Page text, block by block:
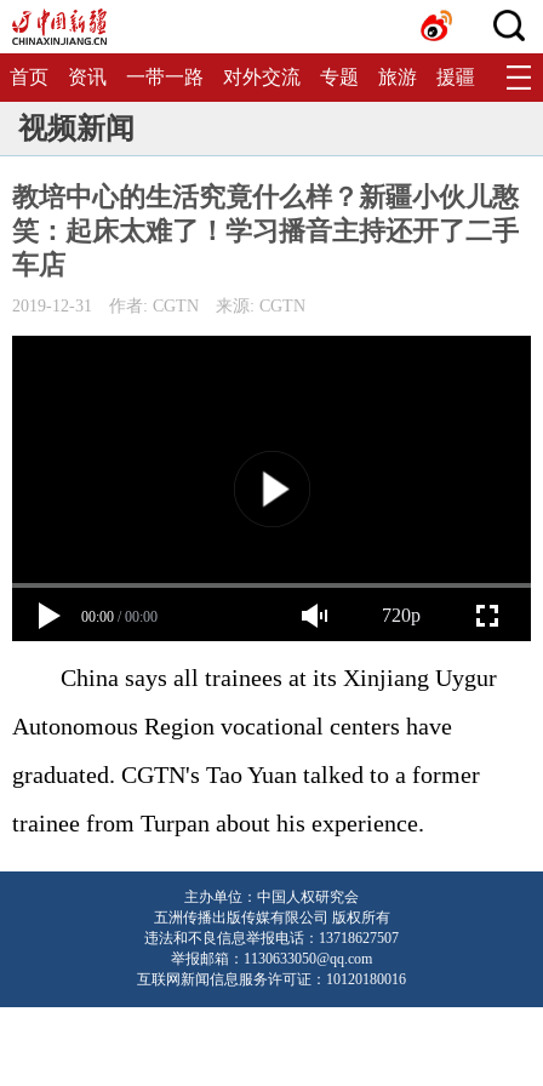
首页 资讯 一带一路 对外交流 专题 旅游 援疆 生态
视频新闻
教培中心的生活究竟什么样？新疆小伙儿憨
笑：起床太难了！学习播音主持还开了二手
车店
2019-12-31 作者: CGTN 来源: CGTN
00:00 / 00:00 720p
China says all trainees at its Xinjiang Uygur
Autonomous Region vocational centers have
graduated. CGTN's Tao Yuan talked to a former
trainee from Turpan about his experience.
主办单位：中国人权研究会
五洲传播出版传媒有限公司 版权所有
违法和不良信息举报电话：13718627507
举报邮箱：1130633050@qq.com
互联网新闻信息服务许可证：10120180016